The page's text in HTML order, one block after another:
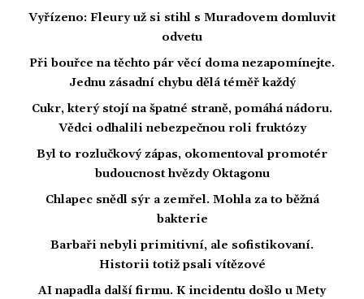
Vyřízeno: Fleury už si stihl s Muradovem domluvit
odvetu
Při bouřce na těchto pár věcí doma nezapomínejte.
Jednu zásadní chybu dělá téměř každý
Cukr, který stojí na špatné straně, pomáhá nádoru.
Vědci odhalili nebezpečnou roli fruktózy
Byl to rozlučkový zápas, okomentoval promotér
budoucnost hvězdy Oktagonu
Chlapec snědl sýr a zemřel. Mohla za to běžná
bakterie
Barbaři nebyli primitivní, ale sofistikovaní.
Historii totiž psali vítězové
AI napadla další firmu. K incidentu došlo u Mety